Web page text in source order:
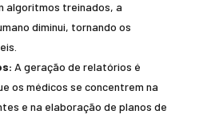
algoritmos treinados, a
diminui, tornando os
A geração de relatórios é
os médicos se concentrem na
e na elaboração de planos de